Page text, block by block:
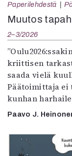
Paperilehdestä
Muutos
2–3/2026
kriittisen
saada vielä
Päätoimittaja
kunhan
Paavo J.